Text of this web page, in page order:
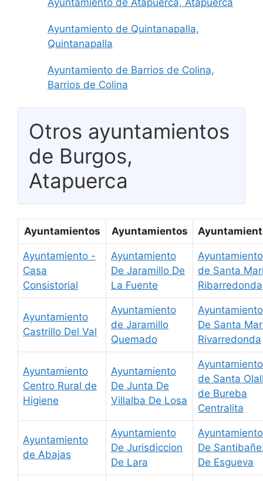
Ayuntamiento de Atapuerca, Atapuerca
Ayuntamiento de Quintanapalla,
Quintanapalla
Ayuntamiento de Barrios de Colina,
Barrios de Colina
Otros ayuntamientos
de Burgos,
Atapuerca
Ayuntamientos Ayuntamientos
Ayuntamiento -
Casa
Consistorial
Ayuntamiento
De Jaramillo De
La Fuente
Ayuntamiento
de Santa
Ribarredonda
Ayuntamiento
Castrillo Del Val
Ayuntamiento
de Jaramillo
Quemado
Ayuntamiento
De Santa
Rivarredonda
Ayuntamiento
Centro Rural de
Higiene
Ayuntamiento
De Junta De
Villalba De Losa
Ayuntamiento
de Santa
de Bureba
Centralita
Ayuntamiento
de Abajas
Ayuntamiento
De Jurisdiccion
De Lara
Ayuntamiento
De
De Esgueva